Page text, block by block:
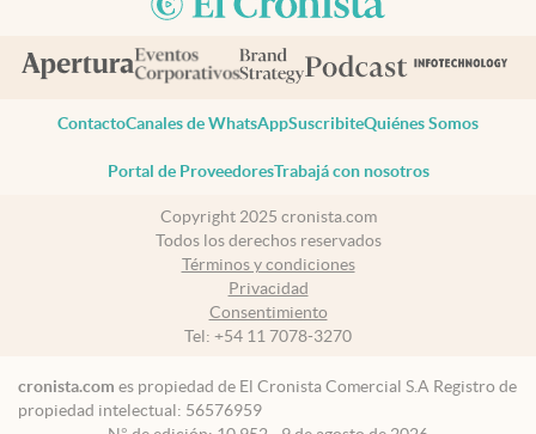
ContactoCanales de WhatsAppSuscribiteQuiénes Somos
Portal de ProveedoresTrabajá con nosotros
Copyright 2025 cronista.com
Todos los derechos reservados
Términos y condiciones
Privacidad
Consentimiento
Tel: +54 11 7078-3270
cronista.com es propiedad de El Cronista Comercial S.A Registro de
propiedad intelectual: 56576959